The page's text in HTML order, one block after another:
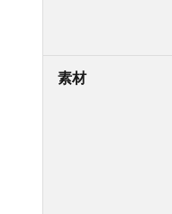
素材